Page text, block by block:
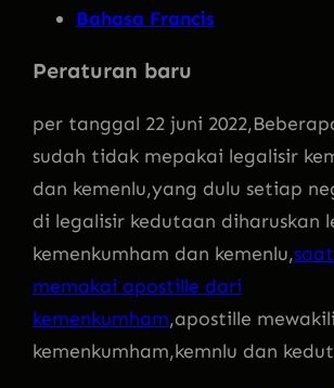
Bahasa Francis
Peraturan baru
per tanggal 22 juni
sudah tidak mepakai legalisir
dan kemenlu,yang dulu setiap
di legalisir kedutaan diharuskan
kemenkumham dan kemenlu,
memakai apostille dari
kemenkumham,apostille
kemenkumham,kemnlu dan